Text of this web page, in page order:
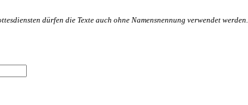
dürfen die Texte auch ohne Namensnennung verwendet werden.